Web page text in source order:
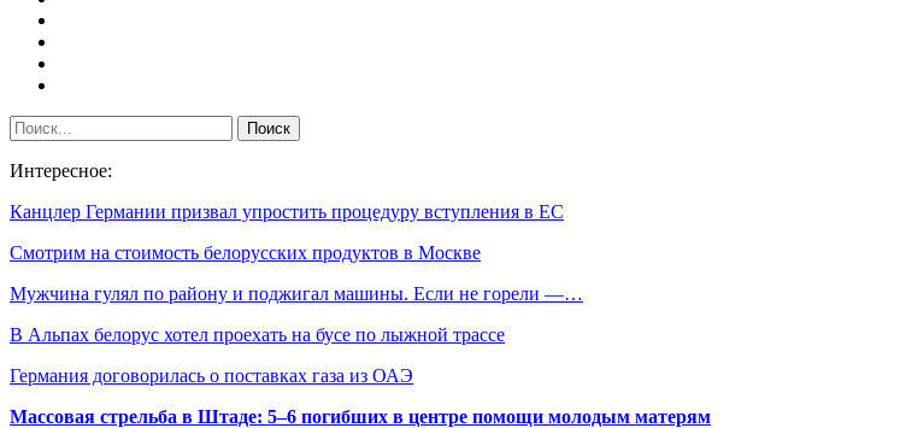
Интересное:
Канцлер Германии призвал упростить процедуру вступления в ЕС
Смотрим на стоимость белорусских продуктов в Москве
Мужчина гулял по району и поджигал машины. Если не горели —…
В Альпах белорус хотел проехать на бусе по лыжной трассе
Германия договорилась о поставках газа из ОАЭ
Массовая стрельба в Штаде: 5–6 погибших в центре помощи молодым матерям